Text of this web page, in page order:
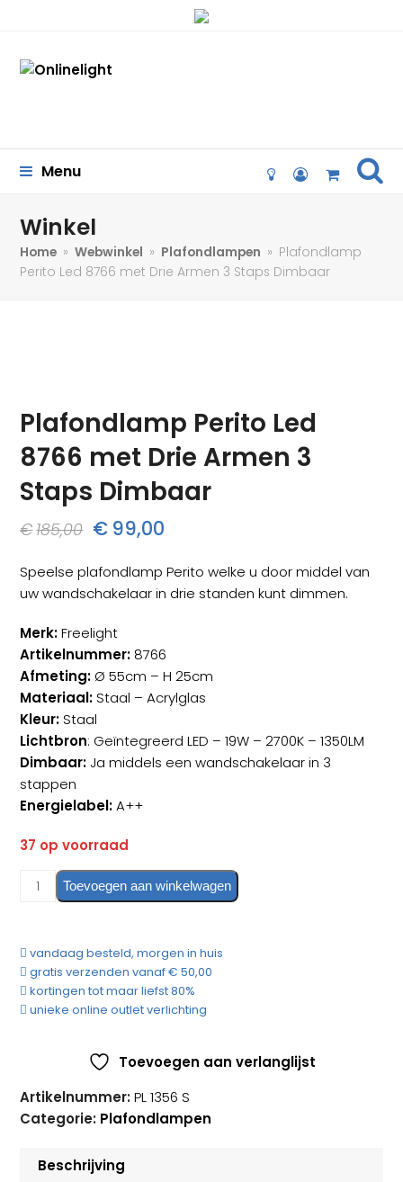
Menu
lightbulb-
user-Cart
Winkel
Home » Webwinkel » Plafondlampen » Plafondlamp
Perito Led 8766 met Drie Armen 3 Staps Dimbaar
Plafondlamp Perito Led
8766 met Drie Armen 3
Staps Dimbaar
€185,00 Oorspronkelijke
was:
€ 99,00
is:
Speelse plafondlamp Perito welke u door middel van
uw wandschakelaar in drie standen kunt dimmen.
Merk:Freelight
Artikelnummer: 8766
Afmeting: Ø 55cm – H 25cm
Materiaal:Staal – Acrylglas
Kleur:Staal
Lichtbron: Geïntegreerd LED – 19W – 2700K – 1350LM
Dimbaar: Ja middels een wandschakelaar in 3
stappen
Energielabel:A++
37 op voorraad
Plafondlamp
Perito
8766
met
Drie
Armen
aantal
Toevoegen aan winkelwagen
vandaag besteld, morgen in huis
gratis verzenden vanaf € 50,00
kortingen tot maar liefst 80%
unieke online outlet verlichting
Toevoegen aan verlanglijst
Artikelnummer: PL 1356 S
Categorie: Plafondlampen
Beschrijving